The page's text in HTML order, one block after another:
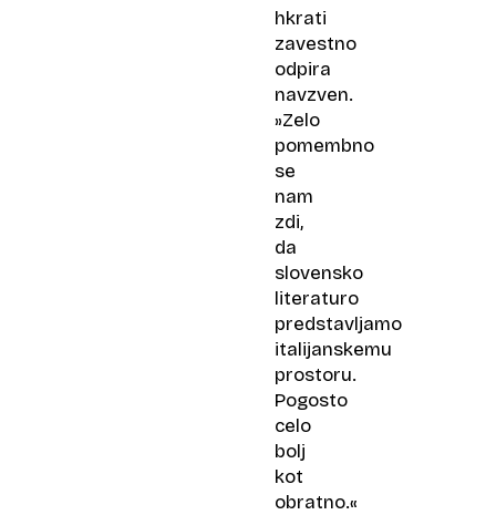
hkrati
zavestno
odpira
navzven.
»Zelo
pomembno
se
nam
zdi,
da
slovensko
literaturo
predstavljamo
italijanskemu
prostoru.
Pogosto
celo
bolj
kot
obratno.«